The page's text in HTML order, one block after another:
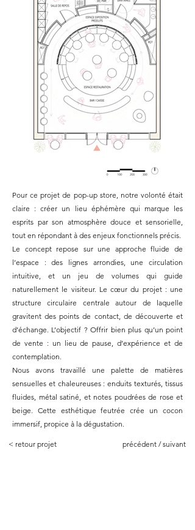
Pour ce projet de pop-up store, notre volonté était
claire : créer un lieu éphémère qui marque les
esprits par son atmosphère douce et sensorielle,
tout en répondant à des enjeux fonctionnels précis.
Le concept repose sur une approche fluide de
l’espace : des lignes arrondies, une circulation
intuitive, et un jeu de volumes qui guide
naturellement le visiteur. Le cœur du projet : une
structure circulaire centrale autour de laquelle
gravitent des points de contact, de découverte et
d’échange. L’objectif ? Offrir bien plus qu’un point
de vente : un lieu de pause, d’expérience et de
contemplation.
Nous avons travaillé une palette de matières
sensuelles et chaleureuses : enduits texturés, tissus
fluides, métal satiné, et notes poudrées de rose et
beige. Cette esthétique feutrée crée un cocon
immersif, propice à la dégustation.
< retour projet précédent /suivant